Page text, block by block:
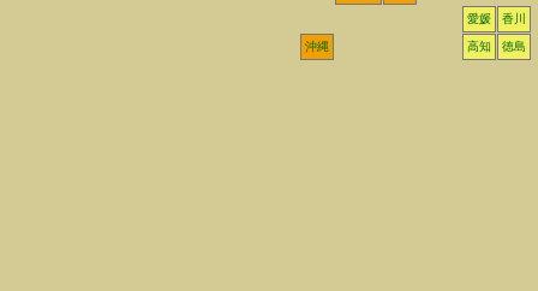
愛媛 香川
沖縄 高知 徳島